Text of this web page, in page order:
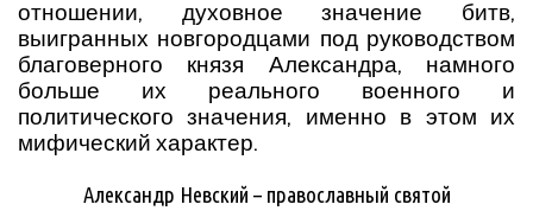
отношении, духовное значение битв,
выигранных новгородцами под руководством
благоверного князя Александра, намного
больше их реального военного и
политического значения, именно в этом их
мифический характер.
Александр Невский – православный святой